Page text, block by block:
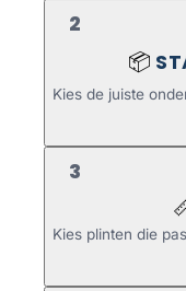
2
📦
Kies de juiste
3
Kies plinten die